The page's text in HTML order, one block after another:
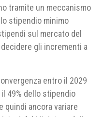
tramite un meccanismo
stipendio minimo
sul mercato del
decidere gli incrementi a
entro il 2029
49% dello stipendio
quindi ancora variare